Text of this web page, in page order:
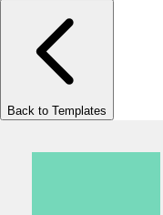
Back to Templates